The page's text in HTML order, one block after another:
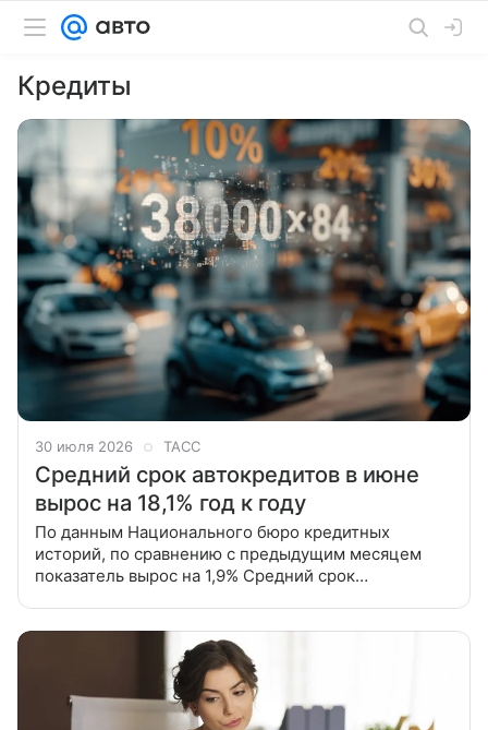
Кредиты
30 июля 2026 ТАСС
Средний срок автокредитов в июне
вырос на 18,1% год к году
По данным Национального бюро кредитных
историй, по сравнению с предыдущим месяцем
показатель вырос на 1,9% Средний срок